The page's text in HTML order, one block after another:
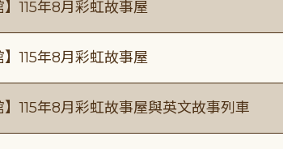
】115年8月彩虹故事屋
】115年8月彩虹故事屋
】115年8月彩虹故事屋與英文故事列車